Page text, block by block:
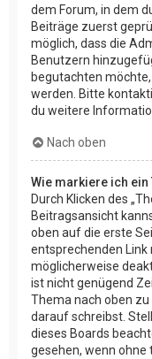
dem Forum, in dem
Beiträge zuerst
möglich, dass die
Benutzern
begutachten
werden. Bitte
du weitere
Nach oben
Wie markiere ich ein
Durch Klicken des
Beitragsansicht
oben auf die erste
entsprechenden Link
möglicherweise
ist nicht genügend
Thema nach oben
darauf schreibst.
dieses Boards
gesehen, wenn